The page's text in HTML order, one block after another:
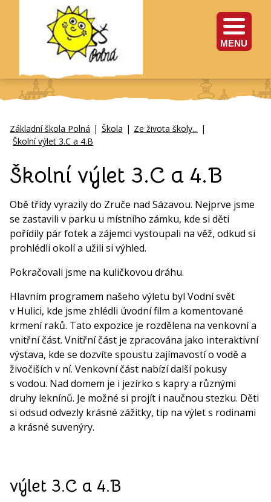
MENU
Základní škola Polná | Škola | Ze života školy... |
Školní výlet 3.C a 4.B
Školní výlet 3.C a 4.B
Obě třídy vyrazily do Zruče nad Sázavou. Nejprve jsme
se zastavili v parku u místního zámku, kde si děti
pořídily pár fotek a zájemci vystoupali na věž, odkud si
prohlédli okolí a užili si výhled.
Pokračovali jsme na kuličkovou dráhu.
Hlavním programem našeho výletu byl Vodní svět
v Hulici, kde jsme zhlédli úvodní film a komentované
krmení raků. Tato expozice je rozdělena na venkovní a
vnitřní část. Vnitřní část je zpracována jako interaktivní
výstava, kde se dozvíte spoustu zajímavostí o vodě a
živočiších v ní. Venkovní část nabízí další pokusy
s vodou. Nad domem je i jezírko s kapry a různými
druhy leknínů. Je možné si projít i naučnou stezku. Děti
si odsud odvezly krásné zážitky, tip na výlet s rodinami
a krásné suvenýry.
výlet 3.C a 4.B